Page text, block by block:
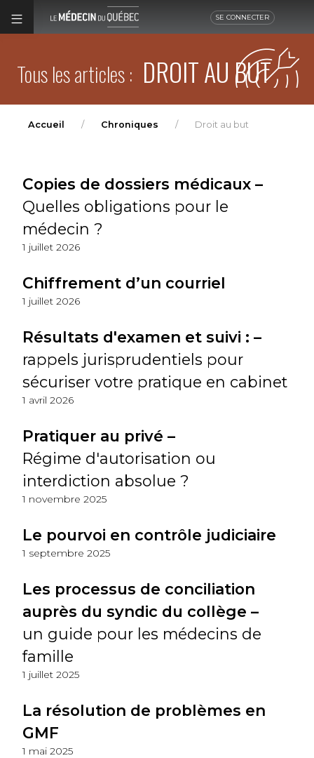
SE CONNECTER
Tous les articles : DROIT AU BUT
Accueil Chroniques Droit au but
Copies de dossiers médicaux –
Quelles obligations pour le
médecin ?
1 juillet 2026
Chiffrement d’un courriel
1 juillet 2026
Résultats d'examen et suivi : –
rappels jurisprudentiels pour
sécuriser votre pratique en cabinet
1 avril 2026
Pratiquer au privé –
Régime d'autorisation ou
interdiction absolue ?
1 novembre 2025
Le pourvoi en contrôle judiciaire
1 septembre 2025
Les processus de conciliation
auprès du syndic du collège –
un guide pour les médecins de
famille
1 juillet 2025
La résolution de problèmes en
GMF
1 mai 2025